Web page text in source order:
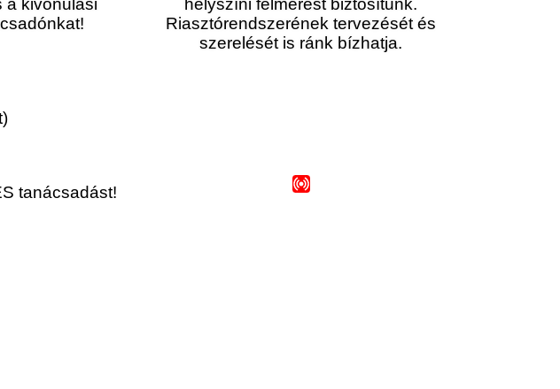
a kivonulási
helyszíni felmérést biztosítunk.
Riasztórendszerének tervezését és
szerelését is ránk bízhatja.
tanácsadást!